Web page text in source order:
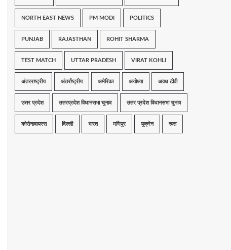
NORTH EAST NEWS PM MODI POLITICS
PUNJAB RAJASTHAN ROHIT SHARMA
TEST MATCH UTTAR PRADESH VIRAT KOHLI
अंतरराष्ट्रीय अंतर्राष्ट्रीय अमेरिका अयोध्या अवध टीवी
उत्तर प्रदेश उत्तरप्रदेश विधानसभा चुनाव उत्तर प्रदेश विधानसभा चुनाव
कोरोनावायरस दिल्ली भारत मणिपुर यूक्रेन रूस